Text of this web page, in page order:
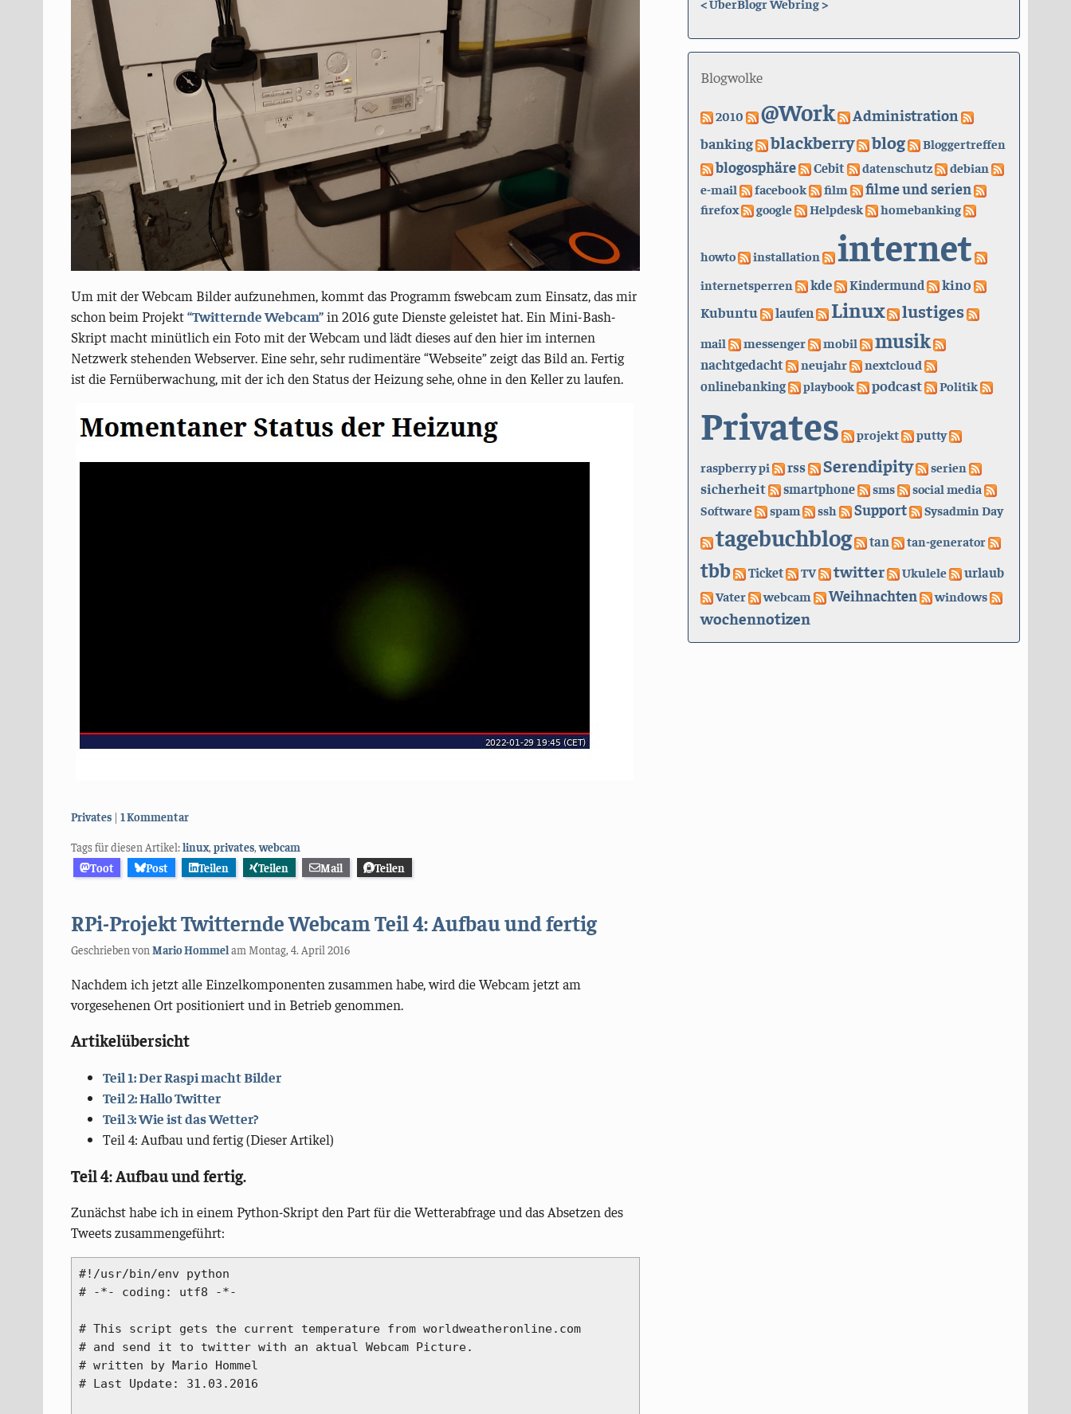
Um mit der Webcam Bilder aufzunehmen, kommt das Programm fswebcam zum Einsatz, das mir
schon beim Projekt“Twitternde Webcam”in 2016 gute Dienste geleistet hat. Ein Mini-Bash-
Skript macht minütlich ein Foto mit der Webcam und lädt dieses auf den hier im internen
Netzwerk stehenden Webserver. Eine sehr, sehr rudimentäre “Webseite” zeigt das Bild an. Fertig
ist die Fernüberwachung, mit der ich den Status der Heizung sehe, ohne in den Keller zu laufen.
Kategorien:
Privates 1 Kommentar
Tags für diesen Artikel:linux, privates,webcam
Toot
Post Teilen Teilen Mail Teilen
RPi-Projekt Twitternde Webcam Teil 4: Aufbau und fertig
Geschrieben von Mario Hommelam Montag, 4. April 2016
Nachdem ich jetzt alle Einzelkomponenten zusammen habe, wird die Webcam jetzt am
vorgesehenen Ort positioniert und in Betrieb genommen.
Artikelübersicht
Teil 1: Der Raspi macht Bilder
Teil 2: Hallo Twitter
Teil 3: Wie ist das Wetter?
Teil 4: Aufbau und fertig (Dieser Artikel)
Teil 4: Aufbau und fertig.
Zunächst habe ich in einem Python-Skript den Part für die Wetterabfrage und das Absetzen des
Tweets zusammengeführt:
#!/usr/bin/env python
# -*- coding: utf8 -*-
# This script gets the current temperature from worldweatheronline.com
# and send it to twitter with an aktual Webcam Picture.
# written by Mario Hommel
# Last Update: 31.03.2016
<UberBlogr Webring>
Blogwolke
2010 @Work Administration
banking blackberry blog Bloggertreffen
blogosphäre Cebit datenschutz
debian
e-mail
facebook film filme und serien
firefox google Helpdesk homebanking
howto installation internet
internetsperren kde Kindermund
kino
Kubuntu
laufen Linux lustiges
mail messenger mobil musik
nachtgedacht neujahr nextcloud
onlinebanking playbook podcast Politik
Privates projekt putty
raspberry pi rss Serendipity serien
sicherheit smartphone sms
social media
Software
spam ssh Support Sysadmin Day
tagebuchblog tan tan-generator
tbb Ticket TV twitter Ukulele urlaub
Vater webcam Weihnachten windows
wochennotizen